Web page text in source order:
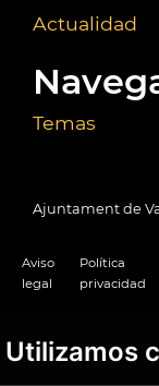
Utilizamos
Actualidad
Temas
Ajuntament de
Aviso
legal
Política
privacidad